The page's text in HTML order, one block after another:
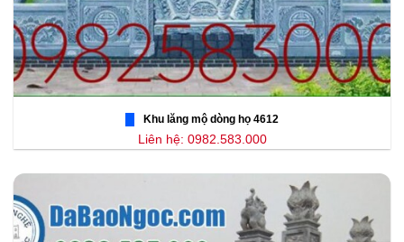
Khu lăng mộ dòng họ 4612
Liên hệ: 0982.583.000